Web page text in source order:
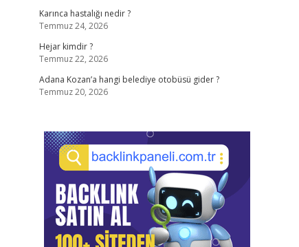
Karınca hastalığı nedir ?
Temmuz 24, 2026
Hejar kimdir ?
Temmuz 22, 2026
Adana Kozan’a hangi belediye otobüsü gider ?
Temmuz 20, 2026